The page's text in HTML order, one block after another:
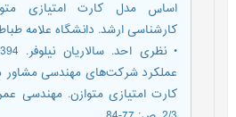
اساس مدل کارت امتیازی
کارشناسی ارشد. دانشگاه علامه
عملکرد شرکت‌های مهندسی مشاور
کارت امتیازی متوازن. مهندسی